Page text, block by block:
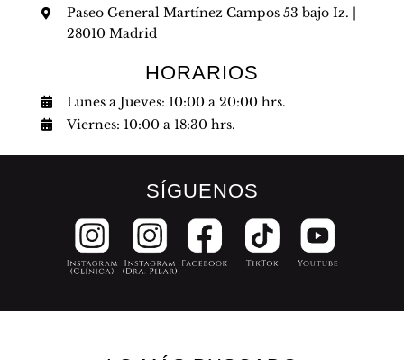
Paseo General Martínez Campos 53 bajo Iz. |
28010 Madrid
HORARIOS
Lunes a Jueves: 10:00 a 20:00 hrs.
Viernes: 10:00 a 18:30 hrs.
SÍGUENOS